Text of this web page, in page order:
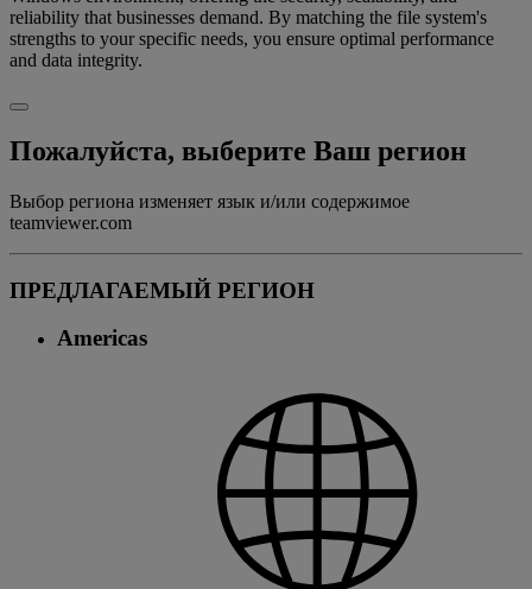
reliability that businesses demand. By matching the file system's
strengths to your specific needs, you ensure optimal performance
and data integrity.
Пожалуйста, выберите Ваш регион
Выбор региона изменяет язык и/или содержимое
teamviewer.com
ПРЕДЛАГАЕМЫЙ РЕГИОН
Americas